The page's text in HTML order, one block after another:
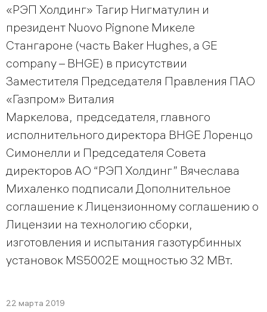
«РЭП Холдинг» Тагир Нигматулин и
президент Nuovo Pignone Микеле
Стангароне (часть Baker Hughes, a GE
company – BHGE) в присутствии
Заместителя Председателя Правления ПАО
«Газпром» Виталия
Маркелова, председателя, главного
исполнительного директора BHGE Лоренцо
Симонелли и Председателя Совета
директоров АО “РЭП Холдинг” Вячеслава
Михаленко подписали Дополнительное
соглашение к Лицензионному соглашению о
Лицензии на технологию сборки,
изготовления и испытания газотурбинных
установок MS5002E мощностью 32 МВт.
22 марта 2019